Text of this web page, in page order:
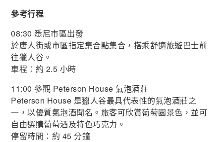
參考行程
08:30 悉尼市區出發
於唐人街或市區指定集合點集合，搭乘舒適旅遊巴士前
往獵人谷。
車程：約 2.5 小時
11:00 參觀 Peterson House 氣泡酒莊
Peterson House 是獵人谷最具代表性的氣泡酒莊之
一，以優質氣泡酒聞名。旅客可欣賞葡萄園景色，並可
自由選購葡萄酒及特色巧克力。
停留時間：約 45 分鐘